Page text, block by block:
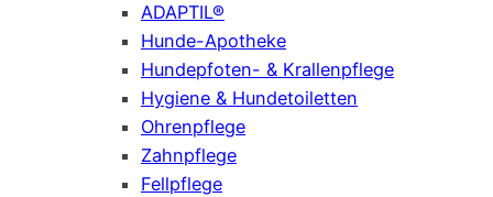
ADAPTIL®
Hunde-Apotheke
Hundepfoten- & Krallenpflege
Hygiene & Hundetoiletten
Ohrenpflege
Zahnpflege
Fellpflege